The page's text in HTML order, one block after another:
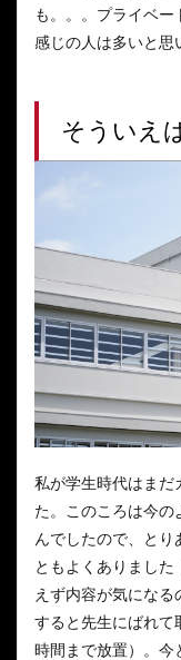
も。。。プライベ
感じの人は多いと思
そういえ
私が学生時代はまだ
た。このころは今
んでしたので、とり
ともよくありまし
えず内容が気にな
すると先生にばれて
時間まで放置）。今